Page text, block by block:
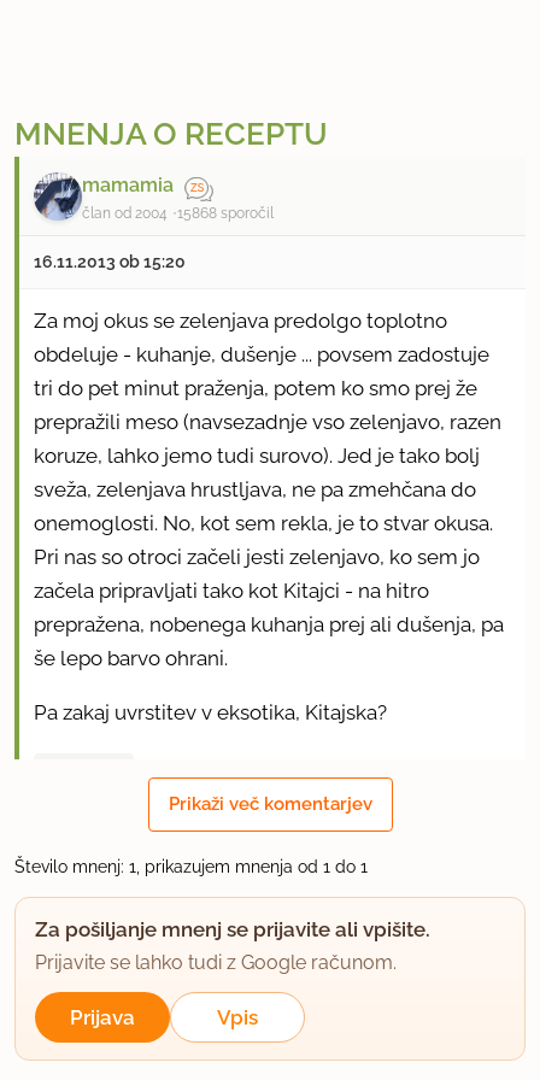
MNENJA O RECEPTU
mamamia
član od 2004 15868 sporočil
16.11.2013 ob 15:20
Za moj okus se zelenjava predolgo toplotno
obdeluje - kuhanje, dušenje ... povsem zadostuje
tri do pet minut praženja, potem ko smo prej že
prepražili meso (navsezadnje vso zelenjavo, razen
koruze, lahko jemo tudi surovo). Jed je tako bolj
sveža, zelenjava hrustljava, ne pa zmehčana do
onemoglosti. No, kot sem rekla, je to stvar okusa.
Pri nas so otroci začeli jesti zelenjavo, ko sem jo
začela pripravljati tako kot Kitajci - na hitro
prepražena, nobenega kuhanja prej ali dušenja, pa
še lepo barvo ohrani.
Pa zakaj uvrstitev v eksotika, Kitajska?
Prikaži več komentarjev
Število mnenj: 1, prikazujem mnenja od 1 do 1
Za pošiljanje mnenj se prijavite ali vpišite.
Prijavite se lahko tudi z Google računom.
Prijava Vpis